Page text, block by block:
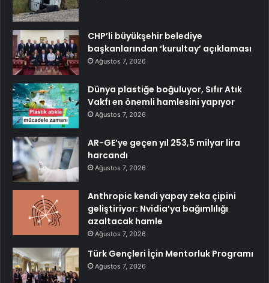
CHP’li büyükşehir belediye
başkanlarından ‘kurultay’ açıklaması
Ağustos 7, 2026
Dünya plastiğe boğuluyor, Sıfır Atık
Vakfı en önemli hamlesini yapıyor
Ağustos 7, 2026
AR-GE’ye geçen yıl 253,5 milyar lira
harcandı
Ağustos 7, 2026
Anthropic kendi yapay zeka çipini
geliştiriyor: Nvidia’ya bağımlılığı
azaltacak hamle
Ağustos 7, 2026
Türk Gençleri İçin Mentorluk Programı
Ağustos 7, 2026